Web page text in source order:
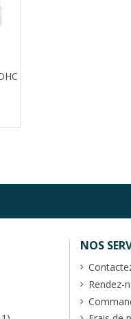
NOS
Rendez-